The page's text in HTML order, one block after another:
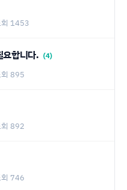
회 1453
요합니다. (4)
회 895
회 892
회 746